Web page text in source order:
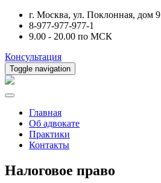
г. Москва, ул. Поклонная, дом 9
8-977-977-977-1
9.00 - 20.00 по МСК
Консультация
Toggle navigation
Главная
Об адвокате
Практики
Контакты
Налоговое право